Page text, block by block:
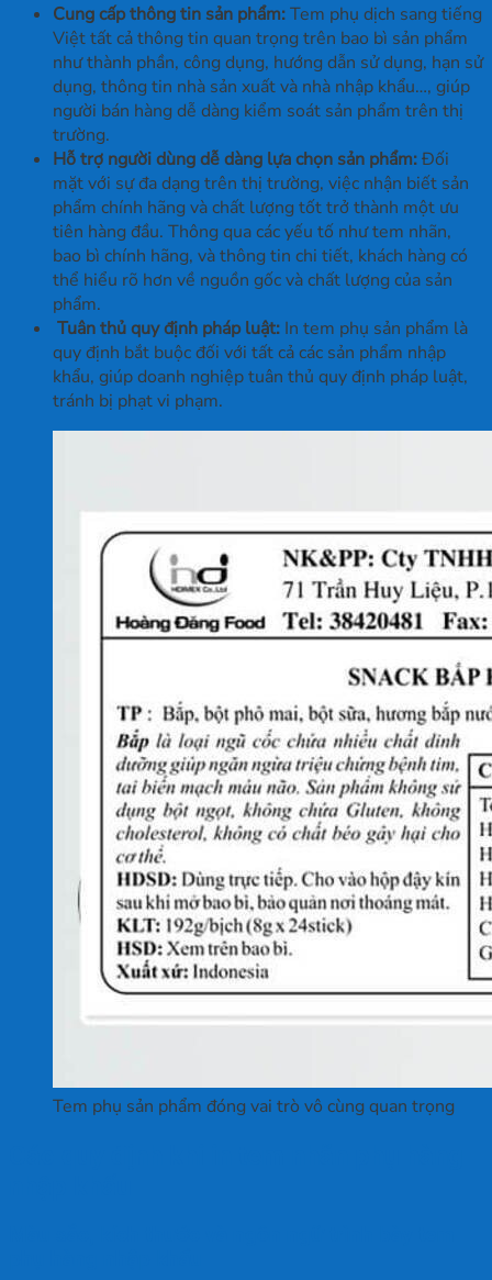
Cung cấp thông tin sản phẩm:Tem phụ dịch sang tiếng
Việt tất cả thông tin quan trọng trên bao bì sản phẩm
như thành phần, công dụng, hướng dẫn sử dụng, hạn sử
dụng, thông tin nhà sản xuất và nhà nhập khẩu…, giúp
người bán hàng dễ dàng kiểm soát sản phẩm trên thị
trường.
Hỗ trợ người dùng dễ dàng lựa chọn sản phẩm:Đối
mặt với sự đa dạng trên thị trường, việc nhận biết sản
phẩm chính hãng và chất lượng tốt trở thành một ưu
tiên hàng đầu. Thông qua các yếu tố như tem nhãn,
bao bì chính hãng, và thông tin chi tiết, khách hàng có
thể hiểu rõ hơn về nguồn gốc và chất lượng của sản
phẩm.
Tuân thủ quy định pháp luật: In tem phụ sản phẩm là
quy định bắt buộc đối với tất cả các sản phẩm nhập
khẩu, giúp doanh nghiệp tuân thủ quy định pháp luật,
tránh bị phạt vi phạm.
Tem phụ sản phẩm đóng vai trò vô cùng quan trọng